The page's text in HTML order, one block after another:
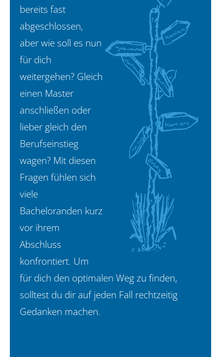
bereits fast
abgeschlossen,
aber wie soll es nun
für dich
weitergehen? Gleich
einen Master
anschließen oder
lieber gleich den
Berufseinstieg
wagen? Mit diesen
Fragen fühlen sich
viele
Bacheloranden kurz
vor ihrem
Abschluss
konfrontiert. Um
für dich den optimalen Weg zu finden,
solltest du dir auf jeden Fall rechtzeitig
Gedanken machen.